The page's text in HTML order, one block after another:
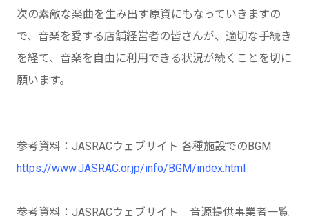
次の素敵な楽曲を生み出す原資にもなっていきますの
で、音楽を愛する店舗経営者の皆さんが、適切な手続き
を経て、音楽を自由に利用できる状況が続くことを切に
願います。
参考資料：JASRACウェブサイト 各種施設でのBGM
https://www.JASRAC.or.jp/info/BGM/index.html
参考資料：JASRACウェブサイト 音源提供事業者一覧